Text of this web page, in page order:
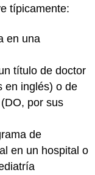
típicamente:
en una
título de doctor
en inglés) o de
(DO, por sus
de
en un hospital o